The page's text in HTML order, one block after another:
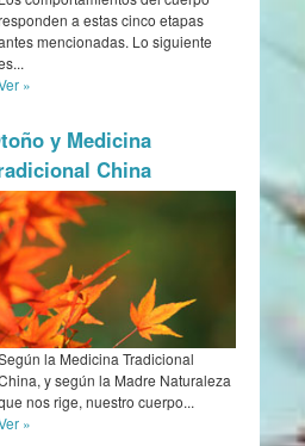
a estas cinco etapas
mencionadas. Lo siguiente
»
y Medicina
China
la Medicina Tradicional
y según la Madre Naturaleza
nos rige, nuestro cuerpo...
»